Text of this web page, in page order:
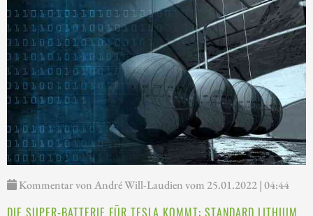
Kommentar von André Will-Laudien vom 25.01.2022 | 04:44